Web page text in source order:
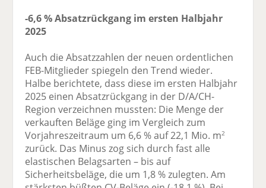
-6,6 % Absatzrückgang im ersten Halbjahr
2025
Auch die Absatzzahlen der neuen ordentlichen
FEB-Mitglieder spiegeln den Trend wieder.
Halbe berichtete, dass diese im ersten Halbjahr
2025 einen Absatzrückgang in der D/A/CH-
Region verzeichnen mussten: Die Menge der
verkauften Beläge ging im Vergleich zum
Vorjahreszeitraum um 6,6 % auf 22,1 Mio. m2
zurück. Das Minus zog sich durch fast alle
elastischen Belagsarten – bis auf
Sicherheitsbeläge, die um 1,8 % zulegten. Am